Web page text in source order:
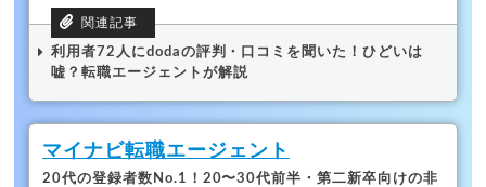
利用者72人にdodaの評判・口コミを聞いた！ひどいは
嘘？転職エージェントが解説
マイナビ転職エージェント
20代の登録者数No.1！ 20〜30代前半・第二新卒向けの非